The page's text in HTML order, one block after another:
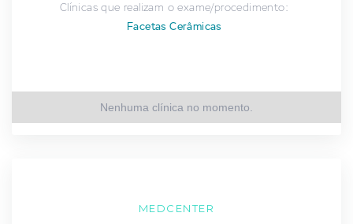
Clínicas que realizam o exame/procedimento:
Facetas Cerâmicas
Nenhuma clínica no momento.
MEDCENTER